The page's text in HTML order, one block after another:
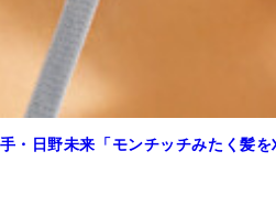
日野未来「モンチッチみたく髪